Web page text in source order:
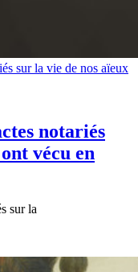
sur la vie de nos aïeux
notariés
vécu en
sur la